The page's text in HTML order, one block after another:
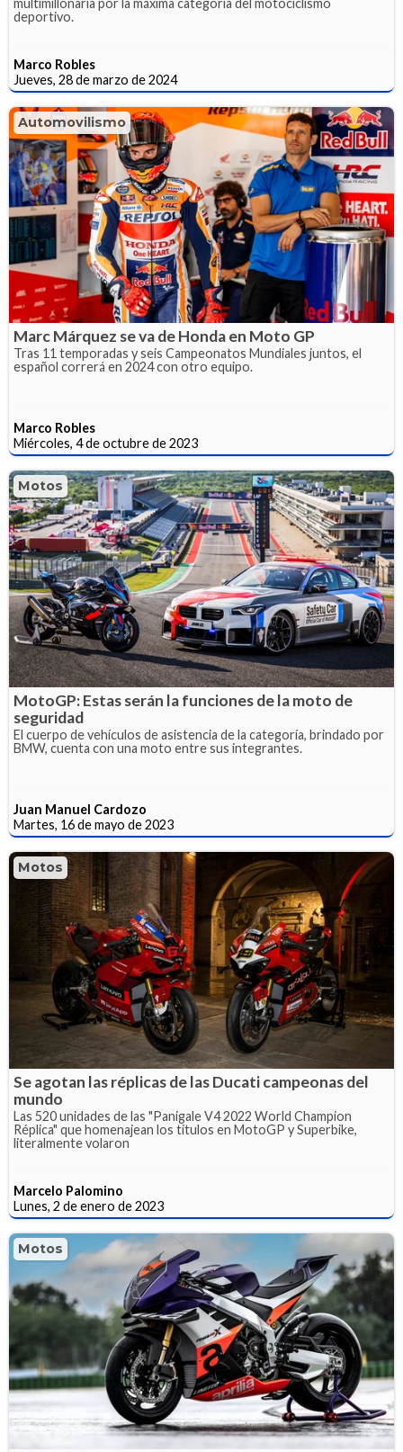
multimillonaria por la máxima categoría del motociclismo
deportivo.
Marco Robles
Jueves, 28 de marzo de 2024
Automovilismo
Marc Márquez se va de Honda en Moto GP
Tras 11 temporadas y seis Campeonatos Mundiales juntos, el
español correrá en 2024 con otro equipo.
Marco Robles
Miércoles, 4 de octubre de 2023
Motos
MotoGP: Estas serán la funciones de la moto de
seguridad
El cuerpo de vehículos de asistencia de la categoría, brindado por
BMW, cuenta con una moto entre sus integrantes.
Juan Manuel Cardozo
Martes, 16 de mayo de 2023
Motos
Se agotan las réplicas de las Ducati campeonas del
mundo
Las 520 unidades de las "Panigale V4 2022 World Champion
Réplica" que homenajean los títulos en MotoGP y Superbike,
literalmente volaron
Marcelo Palomino
Lunes, 2 de enero de 2023
Motos